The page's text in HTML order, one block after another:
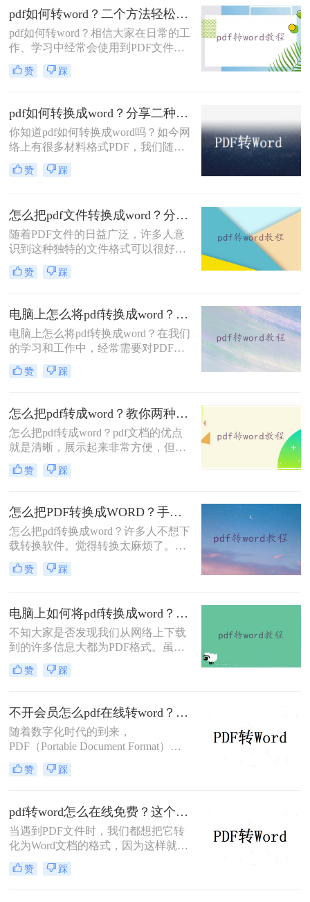
但是PDF文档的应用范围是越来越广
了。无论是PDF文档还是Word文档，
最主要的作用还是为用户们提供方
便，特殊情况下这两种文档是可以互
相转换格式的，那么如何将pdf转换成
word呢？今天就是跟大家分享下两种
pdf如何转word？二个方法轻松完成！
pdf如何转word？相信大家在日常的工
作、学习中经常会使用到PDF文件，
一般我们都是用它来传输或者是保存
文件的，非常方便。但是也有一个问
多小伙伴们都会选择将PDF文件转换
成Word再编辑修改，今天就来给大家
分享二种PDF转Word的方法，记得收
藏再看！
赞 踩
pdf如何转换成word？分享二种简单方法~
你知道pdf如何转换成word吗？如今网
络上有很多材料格式PDF，我们随便
下载的一份文件可能都是PDF格式
的，当你想要复制里面的内容或者是
如何转换成word，那么如何将PDF转
换Word呢？今日小编为大家解答这个
让很多人好奇的问题，下面一起看看
吧。
赞 踩
怎么把pdf文件转换成word？分享一种简单方法~
随着PDF文件的日益广泛，许多人意
识到这种独特的文件格式可以很好地
保护里面的数据和数据，但当需要修
改时却很难下手。想要修改PDF文
word，在Word文档上面修改，那么怎
么把pdf文件转换成word呢？下面一起
看看这个方法吧。
赞 踩
电脑上怎么将pdf转换成word？下面二种方法马上教会你
电脑上怎么将pdf转换成word？在我们
的学习和工作中，经常需要对PDF文
档进行转换。转换时，大家是否遇到
过PDF转换乱码、转换时排版错乱、
题？
赞 踩
怎么把pdf转成word？教你两种PDF文件转换方法！
怎么把pdf转成word？pdf文档的优点
就是清晰，展示起来非常方便，但是
我们的pdf文档中的任何内容都是不能
够进行编辑修改的，如果我们想要修
可以选择格式转换，把pdf文件给转换
为word文档就可以了！下面一起看看
二种方法。
赞 踩
怎么把PDF转换成WORD？手把手教你在线转换！
怎么把pdf转换成word？许多人不想下
载转换软件。觉得转换太麻烦了。那
么是否有在线转换方法？当然是有
的，在线pdf转word简单快捷，方便转
赞 踩
电脑上如何将pdf转换成word？分享2种简单方法~
不知大家是否发现我们从网络上下载
到的许多信息大都为PDF格式。虽然
说该文件的格式是非常好用，而且极
其清晰，演示起来非常的方便快捷，
缺陷的，就是我们只能够对这种格式
进行查看，而我们不能够对它进行修
改，导致文档中如果有小错误，大家
也是没有办法能够直接进行修改的
赞 踩
不开会员怎么pdf在线转word？分享一个实用免费的方法！
随着数字化时代的到来，
PDF（Portable Document Format）成
为了一种非常常见的电子文档格式。
然而，有时候我们需要对PDF文件进
Word文档就非常有必要了。 那么，
不开会员怎么pdf在线转word呢？下面
一起看看吧。
赞 踩
pdf转word怎么在线免费？这个方法可以帮到你！
当遇到PDF文件时，我们都想把它转
化为Word文档的格式，因为这样就能
编辑PDF文件了。那么你知道怎么pdf
转word怎么在线免费吗？说到格式转
赞 踩